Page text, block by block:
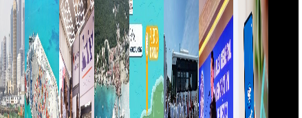
TMAZ eleva 77% movimiento
portuario y servici ...
05 AGO 2026
TMAZ eleva 77% movimiento
portuario y servici ...
05 AGO 2026
READ MORE
SSA Marine México refuerza briga
...
29 JUN 2026
READ MORE